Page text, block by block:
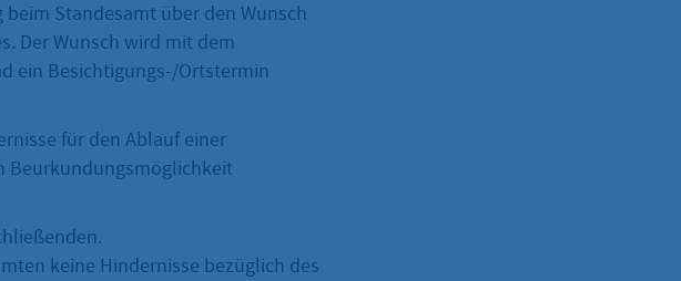
Standesamt über den Wunsch
Der Wunsch wird mit dem
ein Besichtigungs-/Ortstermin
für den Ablauf einer
Beurkundungsmöglichkeit
keine Hindernisse bezüglich des